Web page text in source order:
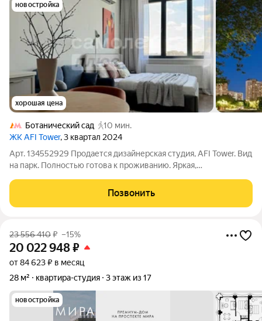
новостройка
хорошая цена
Ботанический сад
10 мин.
ЖК AFI Tower, 3 квартал 2024
Арт. 134552929 Продается дизайнерская студия, AFI Tower. Вид
на парк. Полностью готова к проживанию. Яркая,
небоскребе премиум-класса. Идеальный вариант для тех, кто
ценит время (не нужен ремонт) и
Позвонить
23 556 410₽ –15%
20 022 948₽
от 84 623 ₽ в месяц
28 м²
квартира-студия 3 этаж из 17
новостройка